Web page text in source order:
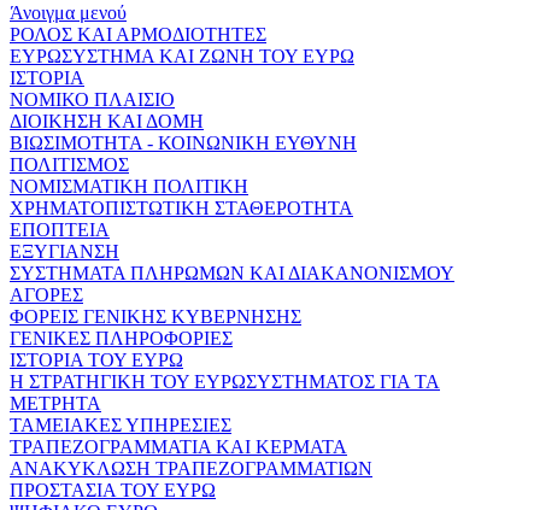
Άνοιγμα μενού
ΡΟΛΟΣ ΚΑΙ ΑΡΜΟΔΙΟΤΗΤΕΣ
ΕΥΡΩΣΥΣΤΗΜΑ ΚΑΙ ΖΩΝΗ ΤΟΥ ΕΥΡΩ
ΙΣΤΟΡΙΑ
ΝΟΜΙΚΟ ΠΛΑΙΣΙΟ
ΔΙΟΙΚΗΣΗ ΚΑΙ ΔΟΜΗ
ΒΙΩΣΙΜΟΤΗΤΑ - ΚΟΙΝΩΝΙΚΗ ΕΥΘΥΝΗ
ΠΟΛΙΤΙΣΜΟΣ
ΝΟΜΙΣΜΑΤΙΚΗ ΠΟΛΙΤΙΚΗ
ΧΡΗΜΑΤΟΠΙΣΤΩΤΙΚΗ ΣΤΑΘΕΡΟΤΗΤΑ
ΕΠΟΠΤΕΙΑ
ΕΞΥΓΙΑΝΣΗ
ΣΥΣΤΗΜΑΤΑ ΠΛΗΡΩΜΩΝ ΚΑΙ ΔΙΑΚΑΝΟΝΙΣΜΟΥ
ΑΓΟΡΕΣ
ΦΟΡΕΙΣ ΓΕΝΙΚΗΣ ΚΥΒΕΡΝΗΣΗΣ
ΓΕΝΙΚΕΣ ΠΛΗΡΟΦΟΡΙΕΣ
ΙΣΤΟΡΙΑ ΤΟΥ ΕΥΡΩ
Η ΣΤΡΑΤΗΓΙΚΗ ΤΟΥ ΕΥΡΩΣΥΣΤΗΜΑΤΟΣ ΓΙΑ ΤΑ
ΜΕΤΡΗΤΑ
ΤΑΜΕΙΑΚΕΣ ΥΠΗΡΕΣΙΕΣ
ΤΡΑΠΕΖΟΓΡΑΜΜΑΤΙΑ ΚΑΙ ΚΕΡΜΑΤΑ
ΑΝΑΚΥΚΛΩΣΗ ΤΡΑΠΕΖΟΓΡΑΜΜΑΤΙΩΝ
ΠΡΟΣΤΑΣΙΑ ΤΟΥ ΕΥΡΩ